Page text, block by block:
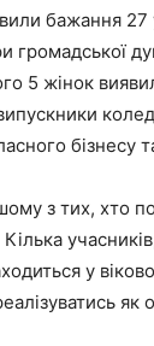
бажання 27
громадської
5 жінок
бізнесу
з тих, хто
у
як